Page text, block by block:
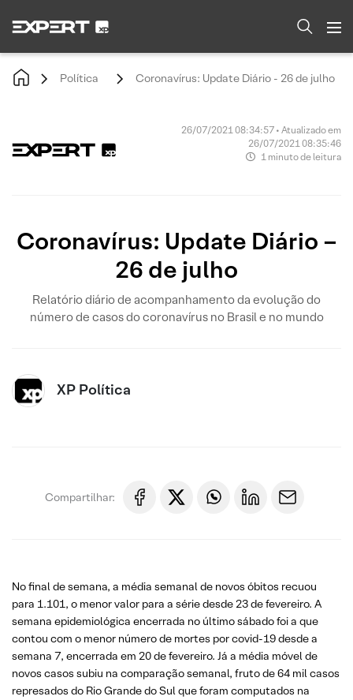
Política Coronavírus: Update Diário - 26 de julho
26/07/2021 08:34:57 • Atualizado em
26/07/2021 08:35:46
1 minuto de leitura
Coronavírus: Update Diário –
26 de julho
Relatório diário de acompanhamento da evolução do
número de casos do coronavírus no Brasil e no mundo
XP Política
Compartilhar:
No final de semana, a média semanal de novos óbitos recuou
para 1.101, o menor valor para a série desde 23 de fevereiro. A
semana epidemiológica encerrada no último sábado foi a que
contou com o menor número de mortes por covid-19 desde a
semana 7, encerrada em 20 de fevereiro. Já a média móvel de
novos casos subiu na comparação semanal, fruto de 64 mil casos
represados do Rio Grande do Sul que foram computados na